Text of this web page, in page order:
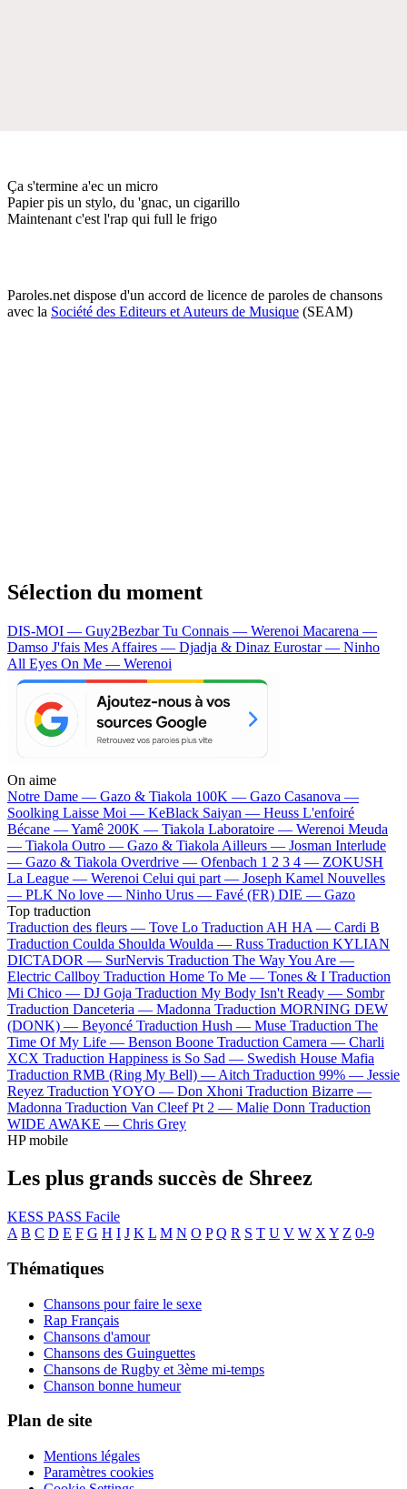
Ça s'termine a'ec un micro
Papier pis un stylo, du 'gnac, un cigarillo
Maintenant c'est l'rap qui full le frigo
Paroles.net dispose d'un accord de licence de paroles de chansons
avec la Société des Editeurs et Auteurs de Musique (SEAM)
Sélection du moment
DIS-MOI — Guy2BezbarTu Connais — Werenoi Macarena —
Damso J'fais Mes Affaires — Djadja & Dinaz Eurostar — Ninho
All Eyes On Me — Werenoi
On aime
Notre Dame — Gazo & Tiakola 100K — Gazo Casanova —
Soolking Laisse Moi — KeBlack Saiyan — Heuss L'enfoiré
Bécane —Yamê 200K — Tiakola Laboratoire — Werenoi Meuda
— Tiakola Outro — Gazo & Tiakola Ailleurs — Josman Interlude
— Gazo & Tiakola Overdrive — Ofenbach 1 2 3 4 — ZOKUSH
La League — Werenoi Celui qui part — Joseph Kamel Nouvelles
— PLK No love — Ninho Urus — Favé (FR) DIE — Gazo
Top traduction
Traduction des fleurs — Tove Lo Traduction AH HA — Cardi B
Traduction Coulda Shoulda Woulda — Russ Traduction KYLIAN
DICTADOR — SurNervis Traduction The Way You Are —
Electric Callboy Traduction Home To Me — Tones & I Traduction
Mi Chico — DJ Goja Traduction My Body Isn't Ready — Sombr
Traduction Danceteria — Madonna Traduction MORNING DEW
(DONK) — Beyoncé Traduction Hush — Muse Traduction The
Time Of My Life — Benson Boone Traduction Camera — Charli
XCX Traduction Happiness is So Sad — Swedish House Mafia
Traduction RMB (Ring My Bell) — Aitch Traduction 99% — Jessie
Reyez Traduction YOYO — Don Xhoni Traduction Bizarre —
Madonna Traduction Van Cleef Pt 2 — Malie Donn Traduction
WIDE AWAKE — Chris Grey
HP mobile
Les plus grands succès de Shreez
KESS PASS Facile
A B C D E F G H I J K L M N O P Q R S T U V W X Y Z 0-9
Thématiques
Chansons pour faire le sexe
Rap Français
Chansons d'amour
Chansons des Guinguettes
Chansons de Rugby et 3ème mi-temps
Chanson bonne humeur
Plan de site
Mentions légales
Paramètres cookies